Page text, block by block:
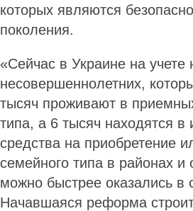
которых являются
поколения.
«Сейчас в Украине на учете
несовершеннолетних,
тысяч проживают в
типа, а 6 тысяч находятся в
средства на приобретение
семейного типа в районах и
можно быстрее оказались
Начавшаяся реформа